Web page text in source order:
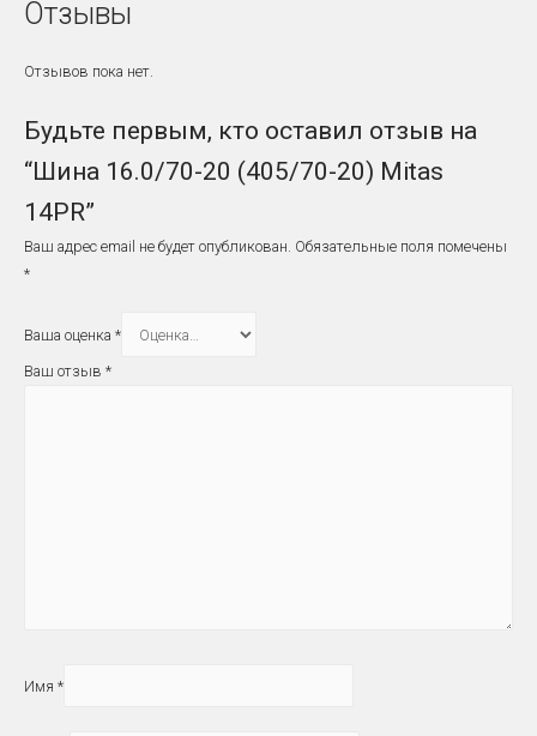
Отзывы
Отзывов пока нет.
Будьте первым, кто оставил отзыв на
“Шина 16.0/70-20 (405/70-20) Mitas
14PR”
Ваш адрес email не будет опубликован. Обязательные поля помечены
*
Ваша оценка *
Ваш отзыв *
Имя *